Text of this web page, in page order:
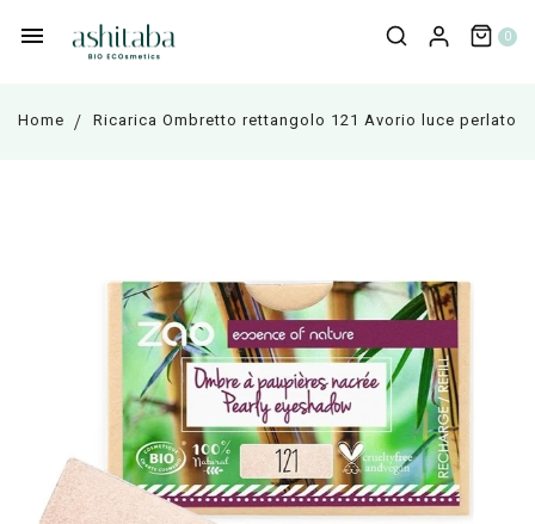
0
Home Ricarica Ombretto rettangolo 121 Avorio luce perlato